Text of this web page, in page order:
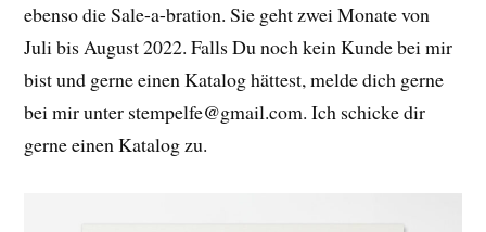
ebenso die Sale-a-bration. Sie geht zwei Monate von
Juli bis August 2022. Falls Du noch kein Kunde bei mir
bist und gerne einen Katalog hättest, melde dich gerne
bei mir unter stempelfe@gmail.com. Ich schicke dir
gerne einen Katalog zu.